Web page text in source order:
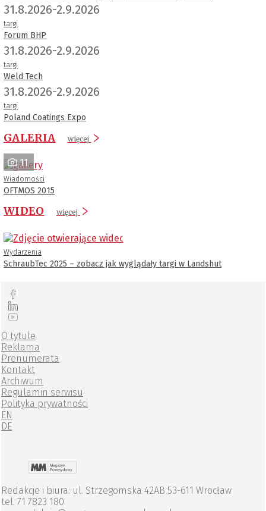
31.8.2026-2.9.2026
targi
Forum BHP
31.8.2026-2.9.2026
targi
Weld Tech
31.8.2026-2.9.2026
targi
Poland Coatings Expo
GALERIA więcej
11
Wiadomości
OFTMOS 2015
WIDEO więcej
Wydarzenia
SchraubTec 2025 – zobacz jak wyglądały targi w Landshut
O tytule
Reklama
Prenumerata
Kontakt
Archiwum
Regulamin serwisu
Polityka prywatności
EN
DE
Redakcje i biura: ul. Strzegomska 42AB 53-611 Wrocław
tel. 71 7823 180